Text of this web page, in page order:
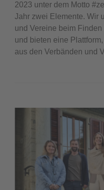
2023 unter dem Motto
Jahr zwei Elemente. Wir
und Vereine beim
und bieten eine
aus den Verbänden und